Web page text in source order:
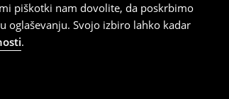
piškotki nam dovolite, da poskrbimo
oglaševanju. Svojo izbiro lahko kadar
.